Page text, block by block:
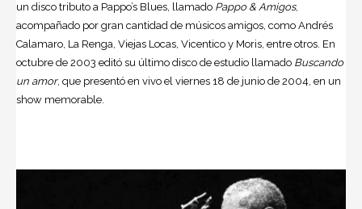
un disco tributo a Pappo’s Blues, llamado Pappo & Amigos,
acompañado por gran cantidad de músicos amigos, como Andrés
Calamaro, La Renga, Viejas Locas, Vicentico y Moris, entre otros. En
octubre de 2003 editó su último disco de estudio llamado Buscando
un amor, que presentó en vivo el viernes 18 de junio de 2004, en un
show memorable.